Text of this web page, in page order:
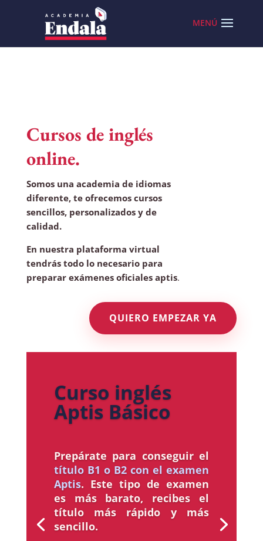
Cursos de inglés
online.
Somos una academia de idiomas
diferente, te ofrecemos cursos
sencillos, personalizados y de
calidad.
En nuestra plataforma virtual
tendrás todo lo necesario para
preparar exámenes oficiales aptis.
QUIERO EMPEZAR YA
Curso inglés
Aptis Básico
Prepárate para conseguir el
título B1 o B2 con el examen
Aptis. Este tipo de examen
es más barato, recibes el
título más rápido y más
sencillo.